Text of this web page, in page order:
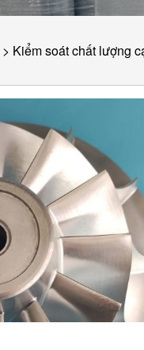
> Kiểm soát chất lượng